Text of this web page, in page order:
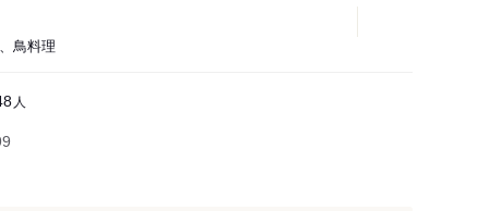
鳥料理
人